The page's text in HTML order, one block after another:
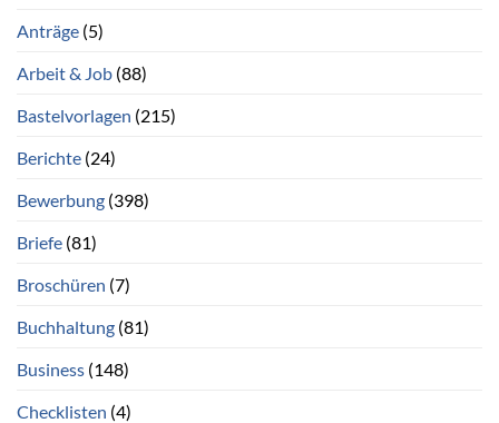
Anträge (5)
Arbeit & Job (88)
Bastelvorlagen (215)
Berichte (24)
Bewerbung (398)
Briefe (81)
Broschüren (7)
Buchhaltung (81)
Business (148)
Checklisten (4)